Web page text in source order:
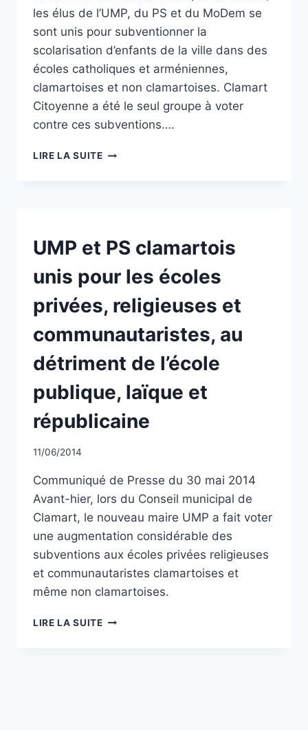
les élus de l’UMP, du PS et du MoDem se
sont unis pour subventionner la
scolarisation d’enfants de la ville dans des
écoles catholiques et arméniennes,
clamartoises et non clamartoises. Clamart
Citoyenne a été le seul groupe à voter
contre ces subventions….
LIRE LA SUITEDÉFENDRE
LE
RESPECT
TOUTES
CULTURES
NON
CLASSÉ
UMP et PS clamartois
unis pour les écoles
privées, religieuses et
communautaristes, au
détriment de l’école
publique, laïque et
républicaine
Par
11/06/2014
Communiqué de Presse du 30 mai 2014
Avant-hier, lors du Conseil municipal de
Clamart, le nouveau maire UMP a fait voter
une augmentation considérable des
subventions aux écoles privées religieuses
et communautaristes clamartoises et
même non clamartoises.
LIRE LA SUITEUMP